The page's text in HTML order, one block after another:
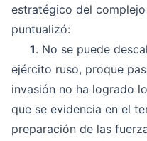
estratégico del
puntualizó:
1. No se puede
ejército ruso, proque
invasión no ha logrado
que se evidencia en el
preparación de las